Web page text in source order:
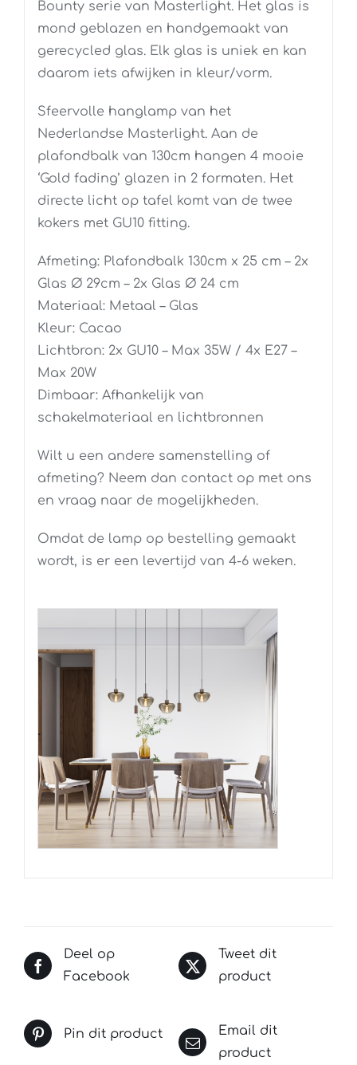
Bounty serie van Masterlight. Het glas is
mond geblazen en handgemaakt van
gerecycled glas. Elk glas is uniek en kan
daarom iets afwijken in kleur/vorm.
Sfeervolle hanglamp van het
Nederlandse Masterlight. Aan de
plafondbalk van 130cm hangen 4 mooie
‘Gold fading’ glazen in 2 formaten. Het
directe licht op tafel komt van de twee
kokers met GU10 fitting.
Afmeting: Plafondbalk 130cm x 25 cm – 2x
Glas Ø 29cm – 2x Glas Ø 24 cm
Materiaal: Metaal – Glas
Kleur: Cacao
Lichtbron: 2x GU10 – Max 35W / 4x E27 –
Max 20W
Dimbaar: Afhankelijk van
schakelmateriaal en lichtbronnen
Wilt u een andere samenstelling of
afmeting? Neem dan contact op met ons
en vraag naar de mogelijkheden.
Omdat de lamp op bestelling gemaakt
wordt, is er een levertijd van 4-6 weken.
Deel op
Facebook
Tweet dit
product
Pin dit product
Email dit
product